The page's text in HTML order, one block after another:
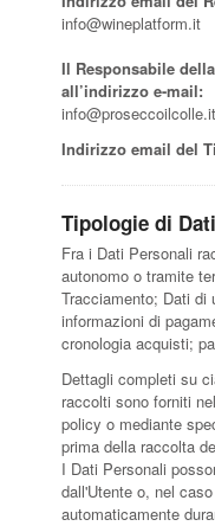
info@wineplatform.it
Il Responsabile
all’indirizzo e-mail:
info@proseccoilcolle.it
Indirizzo email del
Tipologie di
Fra i Dati Personali
autonomo o tramite
Tracciamento; Dati di
informazioni di
cronologia acquisti;
Dettagli completi su
raccolti sono forniti
policy o mediante
prima della raccolta
I Dati Personali
dall'Utente o, nel
automaticamente